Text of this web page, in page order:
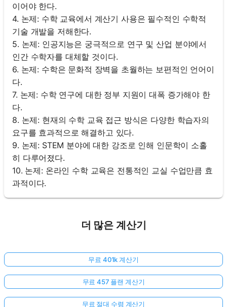
이어야 한다.
4. 논제: 수학 교육에서 계산기 사용은 필수적인 수학적
기술 개발을 저해한다.
5. 논제: 인공지능은 궁극적으로 연구 및 산업 분야에서
인간 수학자를 대체할 것이다.
6. 논제: 수학은 문화적 장벽을 초월하는 보편적인 언어이
다.
7. 논제: 수학 연구에 대한 정부 지원이 대폭 증가해야 한
다.
8. 논제: 현재의 수학 교육 접근 방식은 다양한 학습자의
요구를 효과적으로 해결하고 있다.
9. 논제: STEM 분야에 대한 강조로 인해 인문학이 소홀
히 다루어졌다.
10. 논제: 온라인 수학 교육은 전통적인 교실 수업만큼 효
과적이다.
더 많은 계산기
무료 401k 계산기
무료 457 플랜 계산기
무료 절대 수렴 계산기